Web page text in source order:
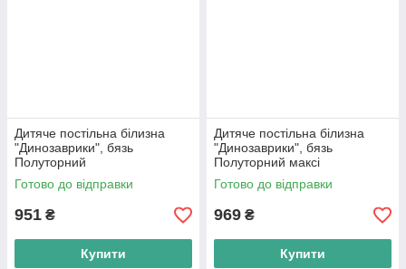
Дитяче постільна білизна
"Динозаврики", бязь
Полуторний
Готово до відправки
951 ₴
Купити
Дитяче постільна білизна
"Динозаврики", бязь
Полуторний максі
Готово до відправки
969 ₴
Купити